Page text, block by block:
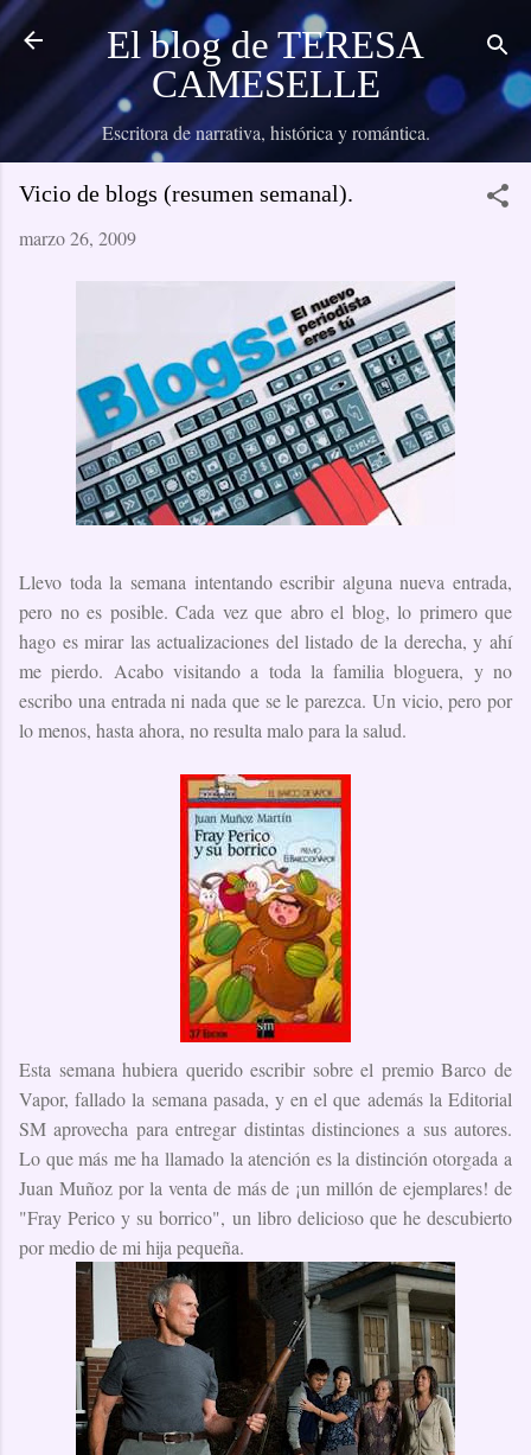
Ir al contenido principal
El blog de TERESA
CAMESELLE
Escritora de narrativa, histórica y romántica.
Vicio de blogs (resumen semanal).
marzo 26, 2009
Llevo toda la semana intentando escribir alguna nueva entrada,
pero no es posible. Cada vez que abro el blog, lo primero que
hago es mirar las actualizaciones del listado de la derecha, y ahí
me pierdo. Acabo visitando a toda la familia bloguera, y no
escribo una entrada ni nada que se le parezca. Un vicio, pero por
lo menos, hasta ahora, no resulta malo para la salud.
Esta semana hubiera querido escribir sobre el premio Barco de
Vapor, fallado la semana pasada, y en el que además la Editorial
SM aprovecha para entregar distintas distinciones a sus autores.
Lo que más me ha llamado la atención es la distinción otorgada a
Juan Muñoz por la venta de más de ¡un millón de ejemplares! de
"Fray Perico y su borrico", un libro delicioso que he descubierto
por medio de mi hija pequeña.